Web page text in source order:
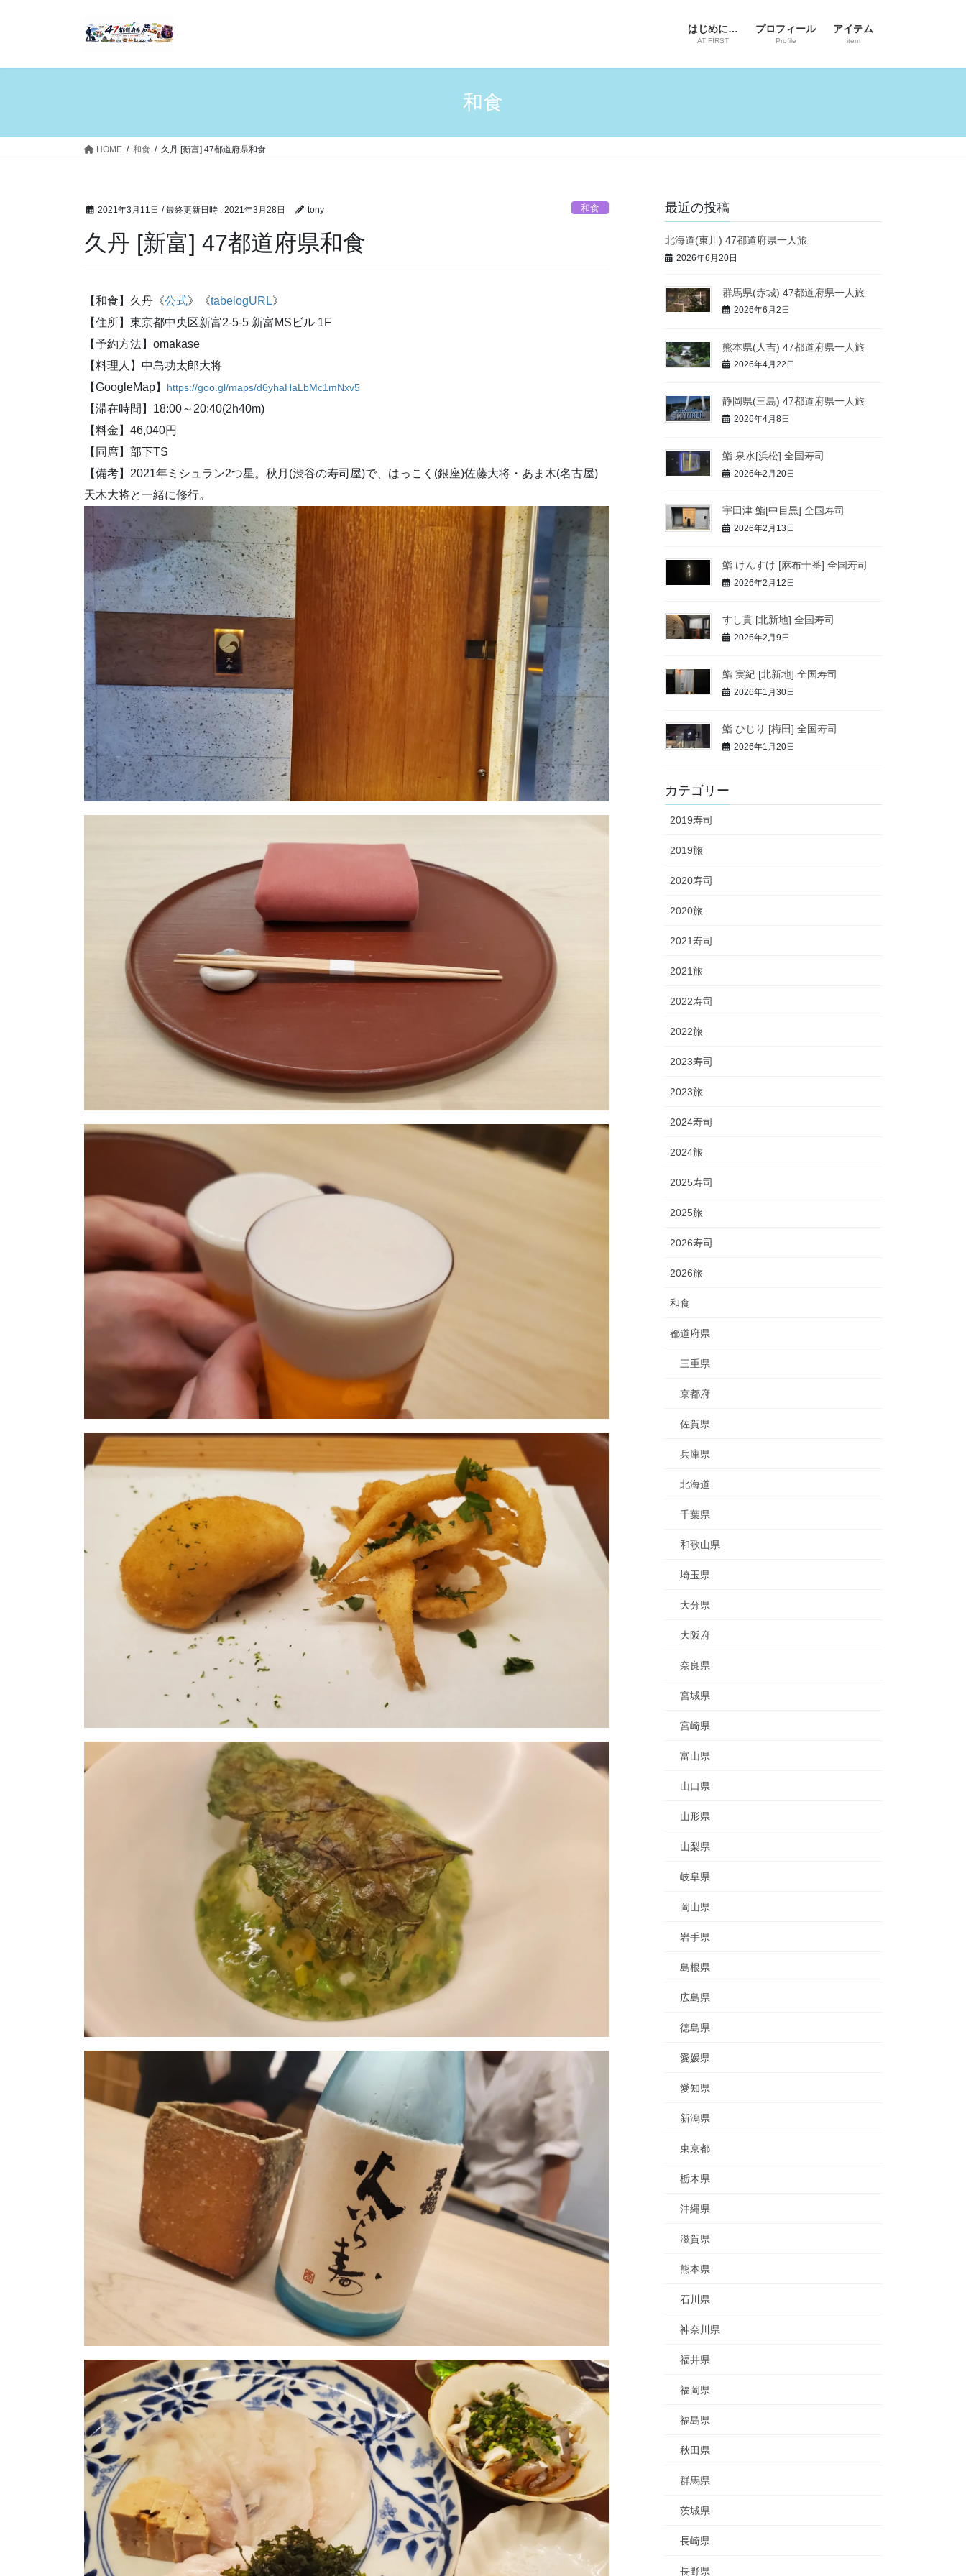
はじめに…
AT FIRST
プロフィール
Profile
アイテム
item
和食
HOME 和食 久丹 [新富] 47都道府県和食
2021年3月11日 / 最終更新日時 : 2021年3月28日 tony 和食
久丹 [新富] 47都道府県和食
【和食】久丹《公式》《tabelogURL》
【住所】東京都中央区新富2-5-5 新富MSビル 1F
【予約方法】omakase
【料理人】中島功太郎大将
【GoogleMap】 https://goo.gl/maps/d6yhaHaLbMc1mNxv5
【滞在時間】18:00～20:40(2h40m)
【料金】46,040円
【同席】部下TS
【備考】2021年ミシュラン2つ星。秋月(渋谷の寿司屋)で、はっこく(銀座)佐藤大将・あま木(名古屋)
天木大将と一緒に修行。
最近の投稿
北海道(東川) 47都道府県一人旅
2026年6月20日
群馬県(赤城) 47都道府県一人旅
2026年6月2日
熊本県(人吉) 47都道府県一人旅
2026年4月22日
静岡県(三島) 47都道府県一人旅
2026年4月8日
鮨 泉水[浜松] 全国寿司
2026年2月20日
宇田津 鮨[中目黒] 全国寿司
2026年2月13日
鮨 けんすけ [麻布十番] 全国寿司
2026年2月12日
すし貫 [北新地] 全国寿司
2026年2月9日
鮨 実紀 [北新地] 全国寿司
2026年1月30日
鮨 ひじり [梅田] 全国寿司
2026年1月20日
カテゴリー
2019寿司
2019旅
2020寿司
2020旅
2021寿司
2021旅
2022寿司
2022旅
2023寿司
2023旅
2024寿司
2024旅
2025寿司
2025旅
2026寿司
2026旅
和食
都道府県
三重県
京都府
佐賀県
兵庫県
北海道
千葉県
和歌山県
埼玉県
大分県
大阪府
奈良県
宮城県
宮崎県
富山県
山口県
山形県
山梨県
岐阜県
岡山県
岩手県
島根県
広島県
徳島県
愛媛県
愛知県
新潟県
東京都
栃木県
沖縄県
滋賀県
熊本県
石川県
神奈川県
福井県
福岡県
福島県
秋田県
群馬県
茨城県
長崎県
長野県